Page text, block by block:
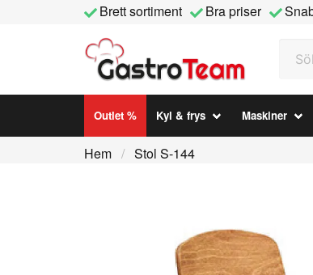
Brett sortiment Bra priser
Outlet % Kyl & frys Maskiner
Hem Stol S-144